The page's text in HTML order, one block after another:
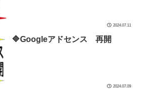
2024.07.11
🔷Googleアドセンス 再開
2024.07.09